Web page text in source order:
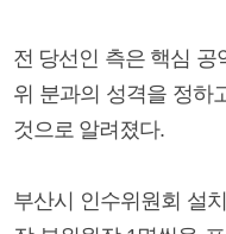
전 당선인 측은 핵심 공
위 분과의 성격을 정하
것으로 알려졌다.
부산시 인수위원회 설